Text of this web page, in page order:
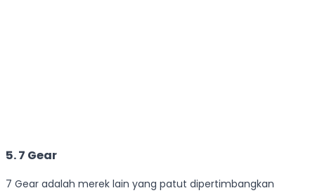
5. 7 Gear
7 Gear adalah merek lain yang patut dipertimbangkan